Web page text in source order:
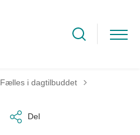
Tilbage til
Fælles i dagtilbuddet
Del